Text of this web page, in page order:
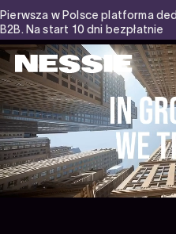
Pierwsza w Polsce platforma
B2B. Na start 10 dni bezpłatnie